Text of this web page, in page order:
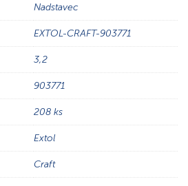
Nadstavec
EXTOL-CRAFT-903771
3,2
903771
208 ks
Extol
Craft